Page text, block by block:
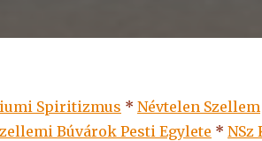
Spiritizmus * Névtelen Szellem
Búvárok Pesti Egylete * NSz